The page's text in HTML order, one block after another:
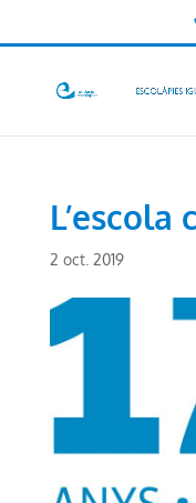
L’escola
2 oct. 2019